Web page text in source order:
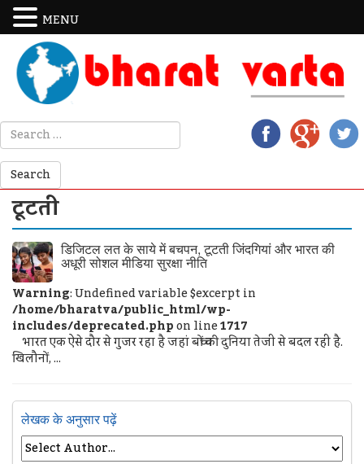
टूटती
डिजिटल लत के साये में बचपन, टूटती जिंदगियां और भारत की
अधूरी सोशल मीडिया सुरक्षा नीति
Warning: Undefined variable $excerpt in
/home/bharatva/public_html/wp-
includes/deprecated.phpon line1717
भारत एक ऐसे दौर से गुजर रहा है जहां बच्चों की दुनिया तेजी से बदल रही है.
खिलौनों, ...
लेखक के अनुसार पढ़ें
MENU